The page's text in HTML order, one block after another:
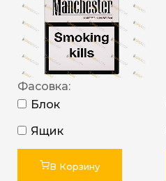
Фасовка:
Блок
Ящик
В Корзину